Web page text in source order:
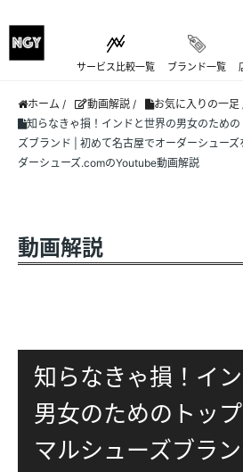
サービス比較一覧 ブランド一覧
ホーム / 動画解説 / お気に入りの一足
知らなきゃ損！インドと世界の男女のため
ズブランド | 初めて名古屋でオーダーシュー
ダーシューズ.comのYoutube動画解説
動画解説
知らなきゃ損！イ
男女のためのトッ
マルシューズブラ